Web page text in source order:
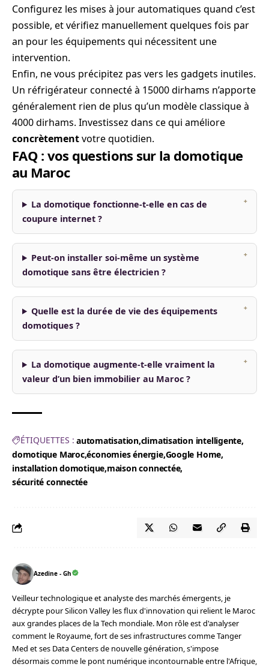
Configurez les mises à jour automatiques quand c’est
possible, et vérifiez manuellement quelques fois par
an pour les équipements qui nécessitent une
intervention.
Enfin, ne vous précipitez pas vers les gadgets inutiles.
Un réfrigérateur connecté à 15000 dirhams n’apporte
généralement rien de plus qu’un modèle classique à
4000 dirhams. Investissez dans ce qui améliore
concrètementvotre quotidien.
FAQ : vos questions sur la domotique
au Maroc
La domotique fonctionne-t-elle en cas de
coupure internet ?
Peut-on installer soi-même un système
domotique sans être électricien ?
Quelle est la durée de vie des équipements
domotiques ?
La domotique augmente-t-elle vraiment la
valeur d’un bien immobilier au Maroc ?
ÉTIQUETTES : automatisation climatisation intelligente
domotique Marocéconomies énergie Google Home
installation domotique maison connectée
sécurité connectée
Azedine - Gh
Veilleur technologique et analyste des marchés émergents, je
décrypte pour Silicon Valley les flux d'innovation qui relient le Maroc
aux grandes places de la Tech mondiale. Mon rôle est d'analyser
comment le Royaume, fort de ses infrastructures comme Tanger
Med et ses Data Centers de nouvelle génération, s'impose
désormais comme le pont numérique incontournable entre l'Afrique,